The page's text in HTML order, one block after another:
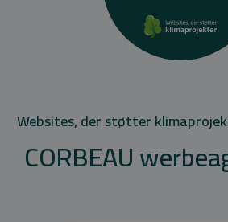
Websites, der støtter
CORBEAU